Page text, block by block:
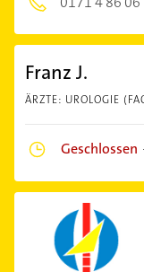
Franz J.
ÄRZTE: UROLOGIE
Geschlossen